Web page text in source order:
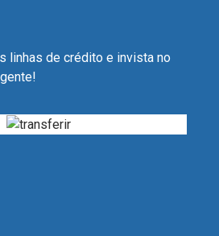
linhas de crédito e invista no